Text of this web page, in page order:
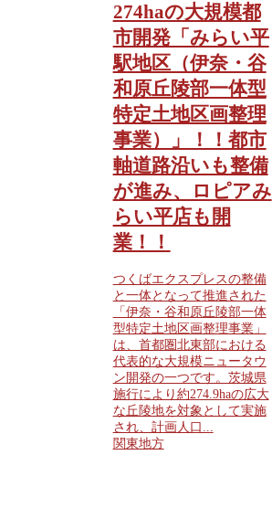
274haの大規模都
市開発「みらい平
駅地区（伊奈・谷
和原丘陵部一体型
特定土地区画整理
事業）」！！都市
軸道路沿いも整備
が進み、ロピアみ
らい平店も開
業！！
つくばエクスプレスの整備
と一体となって推進された
「伊奈・谷和原丘陵部一体
型特定土地区画整理事業」
は、首都圏北東部における
代表的な大規模ニュータウ
ン開発の一つです。茨城県
施行により約274.9haの広大
な丘陵地を対象として実施
され、計画人口...
関東地方